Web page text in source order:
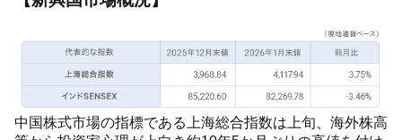
中国株式市場の指標である上海総合指数は上旬、海外株高